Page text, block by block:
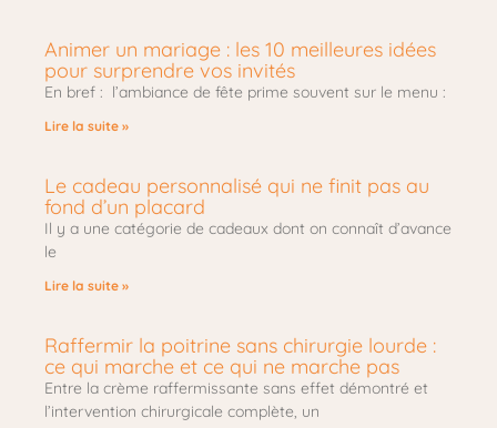
Animer un mariage : les 10 meilleures idées
pour surprendre vos invités
En bref : l’ambiance de fête prime souvent sur le menu :
Lire la suite »
Le cadeau personnalisé qui ne finit pas au
fond d’un placard
Il y a une catégorie de cadeaux dont on connaît d’avance
le
Lire la suite »
Raffermir la poitrine sans chirurgie lourde :
ce qui marche et ce qui ne marche pas
Entre la crème raffermissante sans effet démontré et
l’intervention chirurgicale complète, un